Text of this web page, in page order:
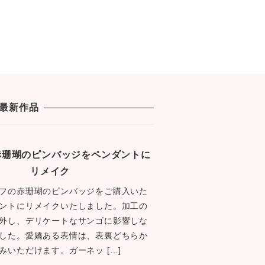
新作品
瑚のピンバッジをペンダントに
リメイク
の赤珊瑚のピンバッジをご購入いた
トにリメイクいたしました。加工の
し、デリケートなサンゴに影響しな
た。愛嬌ある表情は、表裏どちらか
いただけます。ガーネッ […]